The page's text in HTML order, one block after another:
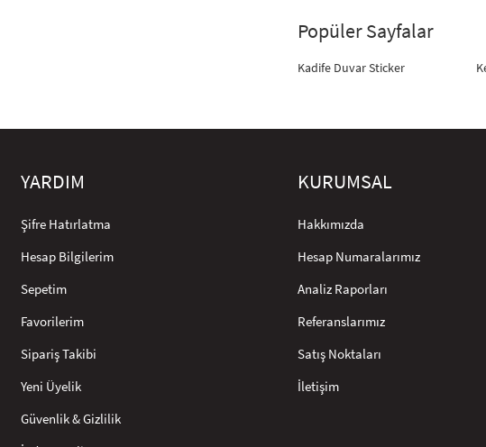
Popüler Sayfalar
Kadife Duvar Sticker
YARDIM
Şifre Hatırlatma
Hesap Bilgilerim
Sepetim
Favorilerim
Sipariş Takibi
Yeni Üyelik
Güvenlik & Gizlilik
KURUMSAL
Hakkımızda
Hesap Numaralarımız
Analiz Raporları
Referanslarımız
Satış Noktaları
İletişim